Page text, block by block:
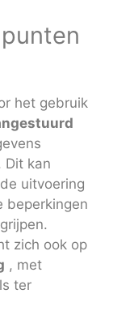
het gebruik
Dit kan
uitvoering
beperkingen
zich ook op
, met
ter